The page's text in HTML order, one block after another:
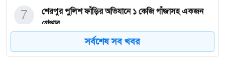
শেরপুর পুলিশ ফাঁড়ির অভিযানে ১ কেজি গাঁজাসহ একজন
গ্রেপ্তার
7
বিশেষ অভিযানে ঢাকা জেলা ডিবির জালে ৫ মাদক
8
সর্বশেষ সব খবর